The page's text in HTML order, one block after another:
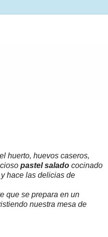
huerto, huevos caseros,
pastel salado cocinado
hace las delicias de
que se prepara en un
nuestra mesa de